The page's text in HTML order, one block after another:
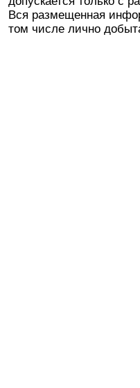
Вся размещенная
том числе лично